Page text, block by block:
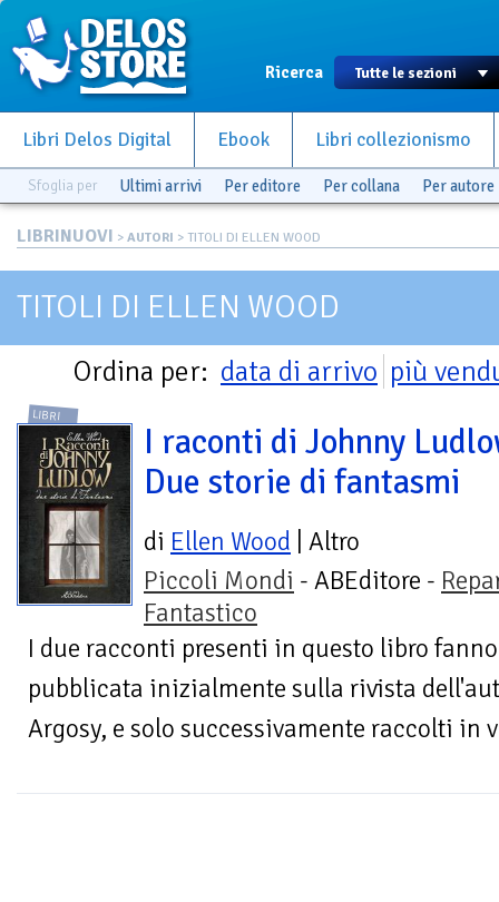
Ricerca
Libri Delos Digital Ebook Libri collezionismo
Sfoglia per Ultimi arrivi Per editore Per collana Per autore
LIBRINUOVI > AUTORI > TITOLI DI ELLEN WOOD
TITOLI DI ELLEN WOOD
Ordina per: data di arrivo più
LIBRI
I raconti di Johnny
Due storie di fantasmi
di Ellen Wood | Altro
Piccoli Mondi - ABEditore -
Fantastico
I due racconti presenti in questo libro
pubblicata inizialmente sulla rivista
Argosy, e solo successivamente raccolti in